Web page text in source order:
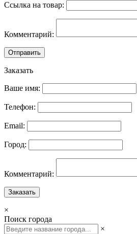
Ссылка на товар:
Комментарий:
Отправить
Заказать
Ваше имя:
Телефон:
Email:
Город:
Комментарий:
Заказать
×
Поиск города
×